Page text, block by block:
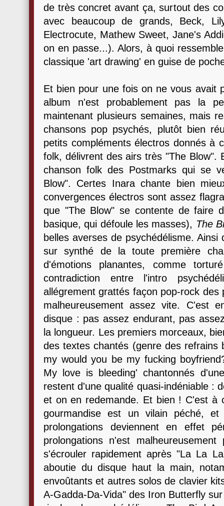
de très concret avant ça, surtout des
avec beaucoup de grands, Beck,
Electrocute, Mathew Sweet, Jane's
on en passe...). Alors, à quoi
classique 'art drawing' en guise de
Et bien pour une fois on ne vous avait
album n'est probablement pas la
maintenant plusieurs semaines, mais
chansons pop psychés, plutôt bien
petits compléments électros donnés à
folk, délivrent des airs très "The
chanson folk des Postmarks qui se
Blow". Certes Inara chante bien
convergences électros sont assez
que "The Blow" se contente de faire
basique, qui défoule les masses), The
belles averses de psychédélisme.
sur synthé de la toute première
d'émotions planantes, comme
contradiction entre l'intro
allégrement grattés façon pop-rock
malheureusement assez vite. C'est
disque : pas assez endurant, pas
la longueur. Les premiers morceaux,
des textes chantés (genre des refrains
my would you be my fucking
My love is bleeding' chantonnés
restent d'une qualité quasi-indéniable :
et on en redemande. Et bien ! C'est à
gourmandise est un vilain péché,
prolongations deviennent en effet
prolongations n'est
s'écrouler rapidement après "La La
aboutie du disque haut la main,
envoûtants et autres solos de clavier
A-Gadda-Da-Vida" des Iron Butterfly